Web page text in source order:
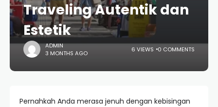
Traveling Autentik dan
Estetik
ADMIN
3 MONTHS AGO
6 VIEWS 0 COMMENTS
Pernahkah Anda merasa jenuh dengan kebisingan